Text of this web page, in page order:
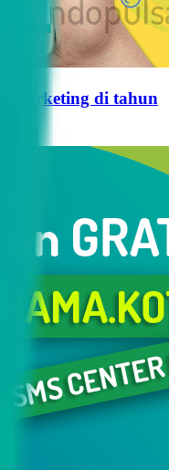
Marketing di tahun